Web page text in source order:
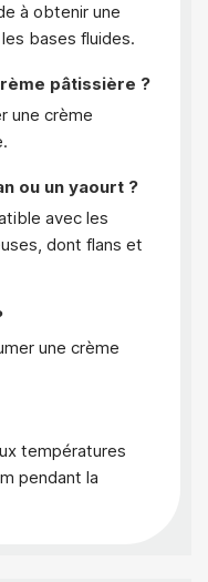
à obtenir une
bases fluides.
pâtissière ?
une crème
ou un yaourt ?
avec les
dont flans et
une crème
températures
pendant la